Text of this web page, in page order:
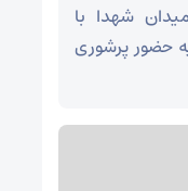
شهدا با
حضور پرشوری